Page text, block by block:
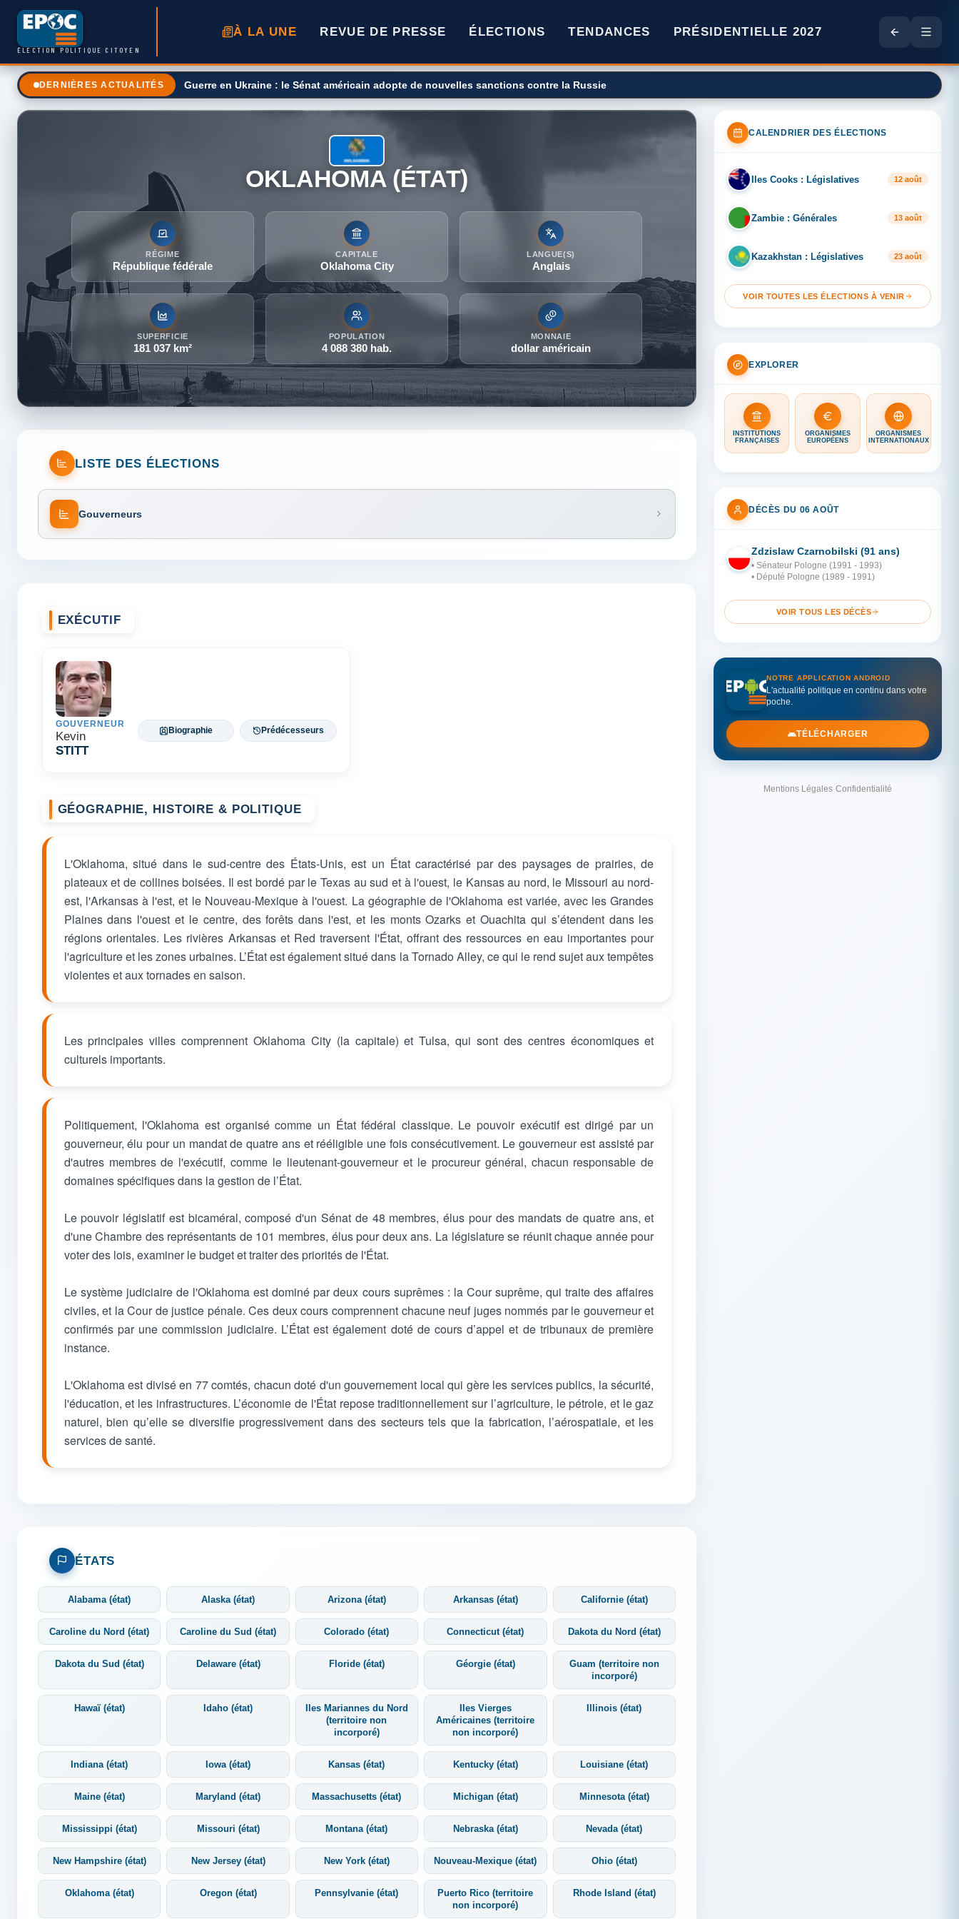
ÉLECTION POLITIQUE CITOYEN
À LA UNE REVUE DE PRESSE ÉLECTIONS TENDANCES PRÉSIDENTIELLE 2027
DERNIÈRES ACTUALITÉS Une taxe sur le prix des carburants ? Le gouvernement décide de la repousser à 2028
OKLAHOMA (ÉTAT)
RÉGIME
République fédérale
CAPITALE
Oklahoma City
LANGUE(S)
Anglais
SUPERFICIE
181 037 km²
POPULATION
4 088 380 hab.
MONNAIE
dollar américain
LISTE DES ÉLECTIONS
Gouverneurs
EXÉCUTIF
GOUVERNEUR
Kevin
STITT
Biographie Prédécesseurs
GÉOGRAPHIE, HISTOIRE & POLITIQUE
L'Oklahoma, situé dans le sud-centre des États-Unis, est un État caractérisé par des paysages de prairies, de
plateaux et de collines boisées. Il est bordé par le Texas au sud et à l'ouest, le Kansas au nord, le Missouri au nord-
est, l'Arkansas à l'est, et le Nouveau-Mexique à l'ouest. La géographie de l'Oklahoma est variée, avec les Grandes
Plaines dans l'ouest et le centre, des forêts dans l'est, et les monts Ozarks et Ouachita qui s’étendent dans les
régions orientales. Les rivières Arkansas et Red traversent l'État, offrant des ressources en eau importantes pour
l'agriculture et les zones urbaines. L’État est également situé dans la Tornado Alley, ce qui le rend sujet aux tempêtes
violentes et aux tornades en saison.
Les principales villes comprennent Oklahoma City (la capitale) et Tulsa, qui sont des centres économiques et
culturels importants.
Politiquement, l'Oklahoma est organisé comme un État fédéral classique. Le pouvoir exécutif est dirigé par un
gouverneur, élu pour un mandat de quatre ans et rééligible une fois consécutivement. Le gouverneur est assisté par
d'autres membres de l'exécutif, comme le lieutenant-gouverneur et le procureur général, chacun responsable de
domaines spécifiques dans la gestion de l’État.
Le pouvoir législatif est bicaméral, composé d'un Sénat de 48 membres, élus pour des mandats de quatre ans, et
d'une Chambre des représentants de 101 membres, élus pour deux ans. La législature se réunit chaque année pour
voter des lois, examiner le budget et traiter des priorités de l'État.
Le système judiciaire de l'Oklahoma est dominé par deux cours suprêmes : la Cour suprême, qui traite des affaires
civiles, et la Cour de justice pénale. Ces deux cours comprennent chacune neuf juges nommés par le gouverneur et
confirmés par une commission judiciaire. L’État est également doté de cours d’appel et de tribunaux de première
instance.
L'Oklahoma est divisé en 77 comtés, chacun doté d'un gouvernement local qui gère les services publics, la sécurité,
l'éducation, et les infrastructures. L’économie de l'État repose traditionnellement sur l’agriculture, le pétrole, et le gaz
naturel, bien qu’elle se diversifie progressivement dans des secteurs tels que la fabrication, l’aérospatiale, et les
services de santé.
ÉTATS
Alabama (état) Alaska (état) Arizona (état) Arkansas (état) Californie (état)
Caroline du Nord (état) Caroline du Sud (état) Colorado (état) Connecticut (état) Dakota du Nord (état)
Dakota du Sud (état) Delaware (état) Floride (état) Géorgie (état)
Guam (territoire non
incorporé)
Hawaï (état) Idaho (état)
Iles Mariannes du Nord
(territoire non
incorporé)
Iles Vierges
Américaines (territoire
non incorporé)
Illinois (état)
Indiana (état) Iowa (état) Kansas (état) Kentucky (état) Louisiane (état)
Maine (état) Maryland (état) Massachusetts (état) Michigan (état) Minnesota (état)
Mississippi (état) Missouri (état) Montana (état) Nebraska (état) Nevada (état)
New Hampshire (état) New Jersey (état) New York (état) Nouveau-Mexique (état) Ohio (état)
Oklahoma (état) Oregon (état) Pennsylvanie (état)
Puerto Rico (territoire
non incorporé)
Rhode Island (état)
CALENDRIER DES ÉLECTIONS
IL Iles Cooks : Législatives 12 août
ZA Zambie : Générales 13 août
KA Kazakhstan : Législatives 23 août
VOIR TOUTES LES ÉLECTIONS À VENIR
EXPLORER
INSTITUTIONS
FRANÇAISES
ORGANISMES
EUROPÉENS
ORGANISMES
INTERNATIONAUX
DÉCÈS DU 06 AOÛT
PO
Zdzislaw Czarnobilski (91 ans)
• Sénateur Pologne (1991 - 1993)
• Député Pologne (1989 - 1991)
VOIR TOUS LES DÉCÈS
NOTRE APPLICATION ANDROID
L'actualité politique en continu dans votre
poche.
TÉLÉCHARGER
Mentions Légales·Confidentialité